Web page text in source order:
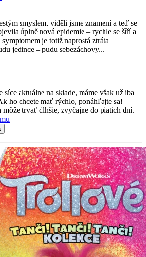
smyslem, viděli jsme znamení a teď se
úplně nová epidemie – rychle se šíří a
je totiž naprostá ztráta
jedince – pudu sebezáchovy...
síce aktuálne na sklade, máme však už iba
ho chcete mať rýchlo, ponáhľajte sa!
môže trvať dlhšie, zvyčajne do piatich dní.